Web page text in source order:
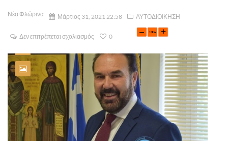
Νέα Φλώρινα Μάρτιος 31, 2021 22:58 ΑΥΤΟΔΙΟΙΚΗΣΗ
Δεν επιτρέπεται σχολιασμός 0